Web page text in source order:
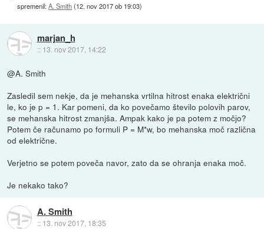
spremenil:A. Smith(12. nov 2017 ob 19:03)
marjan_h
:: 13. nov 2017, 14:22
@A. Smith
Zasledil sem nekje, da je mehanska vrtilna hitrost enaka električni
le, ko je p = 1. Kar pomeni, da ko povečamo število polovih parov,
se mehanska hitrost zmanjša. Ampak kako je pa potem z močjo?
Potem če računamo po formuli P = M*w, bo mehanska moč različna
od električne.
Verjetno se potem poveča navor, zato da se ohranja enaka moč.
Je nekako tako?
A. Smith
:: 13. nov 2017, 18:35